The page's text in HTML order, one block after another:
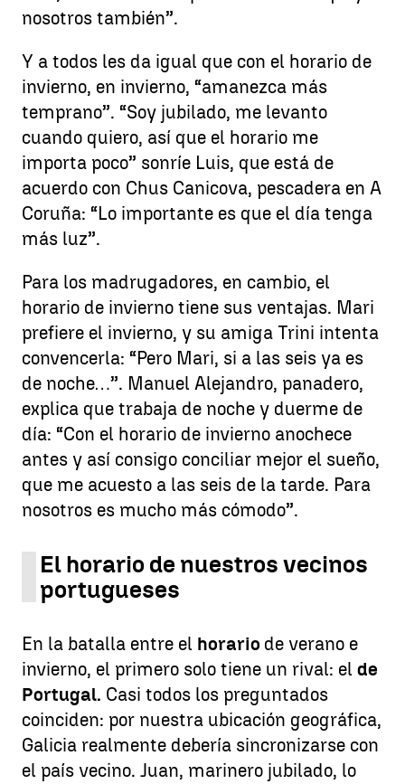
nosotros también”.
Y a todos les da igual que con el horario de
invierno, en invierno, “amanezca más
temprano”. “Soy jubilado, me levanto
cuando quiero, así que el horario me
importa poco” sonríe Luis, que está de
acuerdo con Chus Canicova, pescadera en A
Coruña: “Lo importante es que el día tenga
más luz”.
Para los madrugadores, en cambio, el
horario de invierno tiene sus ventajas. Mari
prefiere el invierno, y su amiga Trini intenta
convencerla: “Pero Mari, si a las seis ya es
de noche…”. Manuel Alejandro, panadero,
explica que trabaja de noche y duerme de
día: “Con el horario de invierno anochece
antes y así consigo conciliar mejor el sueño,
que me acuesto a las seis de la tarde. Para
nosotros es mucho más cómodo”.
El horario de nuestros vecinos
portugueses
En la batalla entre el horario de verano e
invierno, el primero solo tiene un rival: el de
Portugal. Casi todos los preguntados
coinciden: por nuestra ubicación geográfica,
Galicia realmente debería sincronizarse con
el país vecino. Juan, marinero jubilado, lo